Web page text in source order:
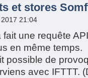
et stores
21:04
une requête
en même temps.
possible de
avec IFTTT.